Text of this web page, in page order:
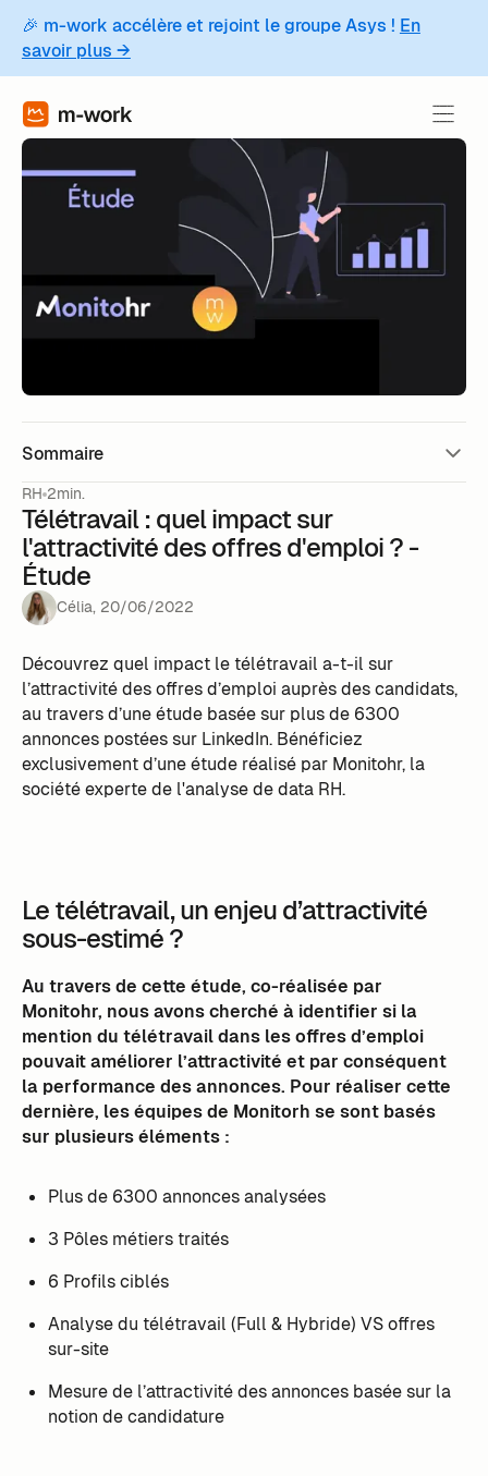
🎉 m-work accélère et rejoint le groupe Asys ! En
savoir plus →
Sommaire
RH 2min.
Télétravail : quel impact sur
l'attractivité des offres d'emploi ? -
Étude
Célia, 20/06/2022
Découvrez quel impact le télétravail a-t-il sur
l’attractivité des offres d’emploi auprès des candidats,
au travers d’une étude basée sur plus de 6300
annonces postées sur LinkedIn. Bénéficiez
exclusivement d’une étude réalisé par Monitohr, la
société experte de l'analyse de data RH.
Le télétravail, un enjeu d’attractivité
sous-estimé ?
Au travers de cette étude, co-réalisée par
Monitohr, nous avons cherché à identifier si la
mention du télétravail dans les offres d’emploi
pouvait améliorer l’attractivité et par conséquent
la performance des annonces. Pour réaliser cette
dernière, les équipes de Monitorh se sont basés
sur plusieurs éléments :
Plus de 6300 annonces analysées
3 Pôles métiers traités
6 Profils ciblés
Analyse du télétravail (Full & Hybride) VS offres
sur-site
Mesure de l’attractivité des annonces basée sur la
notion de candidature